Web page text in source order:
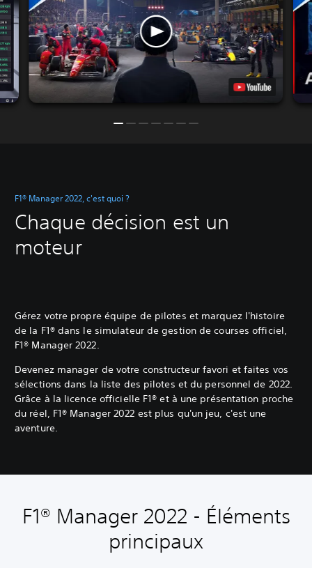
F1® Manager 2022, c'est quoi ?
Chaque décision est un
moteur
Gérez votre propre équipe de pilotes et marquez l'histoire
de la F1® dans le simulateur de gestion de courses officiel,
F1® Manager 2022.
Devenez manager de votre constructeur favori et faites vos
sélections dans la liste des pilotes et du personnel de 2022.
Grâce à la licence officielle F1® et à une présentation proche
du réel, F1® Manager 2022 est plus qu'un jeu, c'est une
aventure.
F1® Manager 2022 - Éléments
principaux